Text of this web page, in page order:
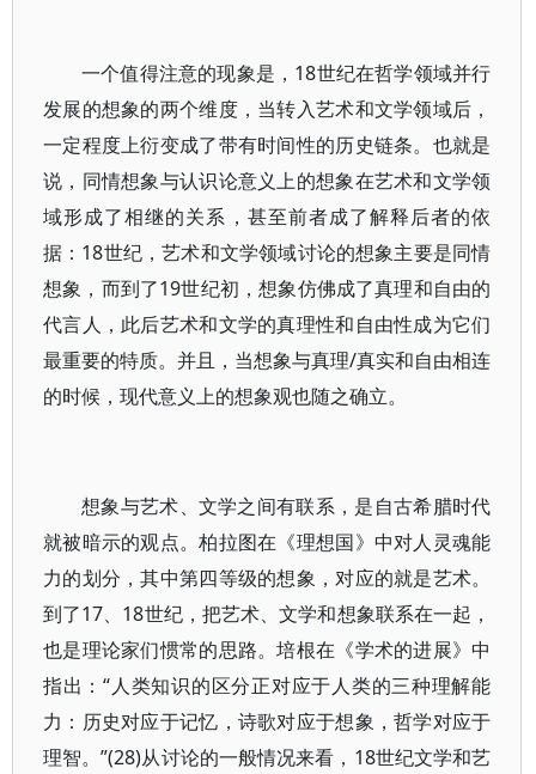
一个值得注意的现象是，18世纪在哲学领域并行
发展的想象的两个维度，当转入艺术和文学领域后，
一定程度上衍变成了带有时间性的历史链条。也就是
说，同情想象与认识论意义上的想象在艺术和文学领
域形成了相继的关系，甚至前者成了解释后者的依
据：18世纪，艺术和文学领域讨论的想象主要是同情
想象，而到了19世纪初，想象仿佛成了真理和自由的
代言人，此后艺术和文学的真理性和自由性成为它们
最重要的特质。并且，当想象与真理/真实和自由相连
的时候，现代意义上的想象观也随之确立。
想象与艺术、文学之间有联系，是自古希腊时代
就被暗示的观点。柏拉图在《理想国》中对人灵魂能
力的划分，其中第四等级的想象，对应的就是艺术。
到了17、18世纪，把艺术、文学和想象联系在一起，
也是理论家们惯常的思路。培根在《学术的进展》中
指出：“人类知识的区分正对应于人类的三种理解能
力：历史对应于记忆，诗歌对应于想象，哲学对应于
理智。”(28)从讨论的一般情况来看，18世纪文学和艺